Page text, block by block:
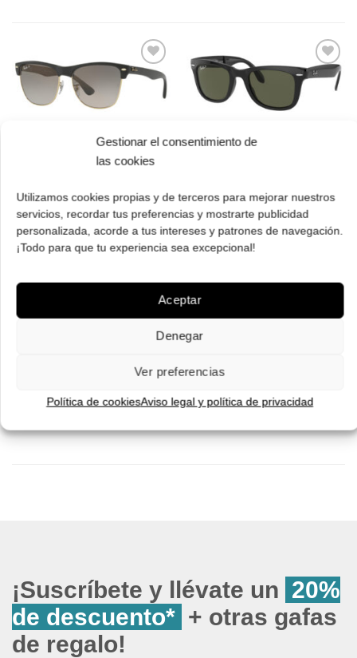
Gestionar el consentimiento de
las cookies
Utilizamos cookies propias y de terceros para mejorar nuestros
servicios, recordar tus preferencias y mostrarte publicidad
personalizada, acorde a tus intereses y patrones de navegación.
¡Todo para que tu experiencia sea excepcional!
Aceptar
Denegar
Ver preferencias
Política de cookiesAviso legal y política de privacidad
Gafas
Ray Ban RB 4175
877/M3 57
polarizadas
224.00€ El
precio
original
157.00€El
precio
actual
Gafas
de sol
213.00€ El
precio
original
149.00€El
¡Comprar!
¡Suscríbete y llévate un 20%
de descuento* + otras gafas
de regalo!